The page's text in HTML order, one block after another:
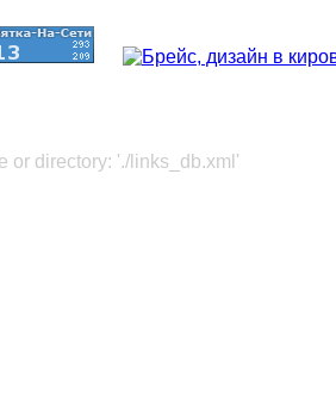
or directory: './links_db.xml'